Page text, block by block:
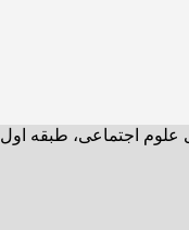
علوم اجتماعی، طبقه اول